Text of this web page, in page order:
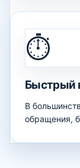
⏱️
Быстрый
В
обращения,